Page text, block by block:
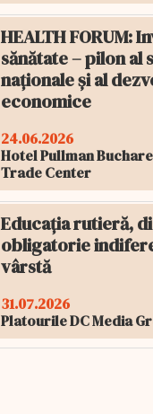
HEALTH FORUM:
sănătate – pilon al
naționale și al
economice
24.06.2026
Hotel Pullman
Trade Center
Educația rutieră,
obligatorie
vârstă
31.07.2026
Platourile DC Media